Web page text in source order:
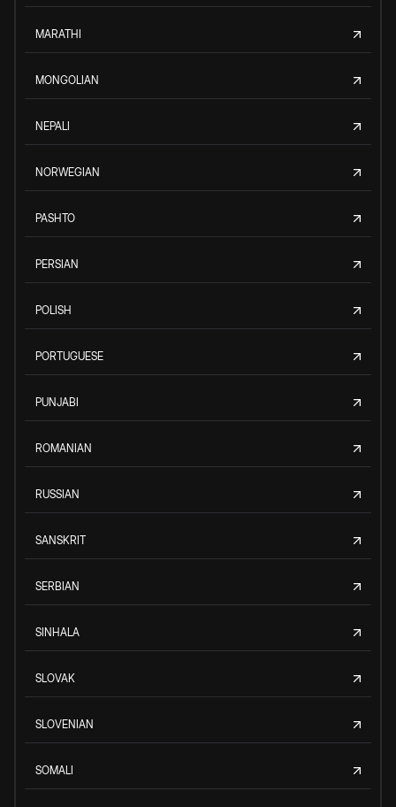
MARATHI
MONGOLIAN
NEPALI
NORWEGIAN
PASHTO
PERSIAN
POLISH
PORTUGUESE
PUNJABI
ROMANIAN
RUSSIAN
SANSKRIT
SERBIAN
SINHALA
SLOVAK
SLOVENIAN
SOMALI